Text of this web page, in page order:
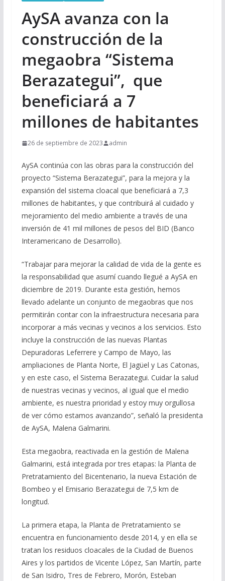
AySA avanza con la
construcción de la
megaobra “Sistema
Berazategui”, que
beneficiará a 7
millones de habitantes
26 de septiembre de 2023 admin
AySA continúa con las obras para la construcción del
proyecto “Sistema Berazategui”, para la mejora y la
expansión del sistema cloacal que beneficiará a 7,3
millones de habitantes, y que contribuirá al cuidado y
mejoramiento del medio ambiente a través de una
inversión de 41 mil millones de pesos del BID (Banco
Interamericano de Desarrollo).
“Trabajar para mejorar la calidad de vida de la gente es
la responsabilidad que asumí cuando llegué a AySA en
diciembre de 2019. Durante esta gestión, hemos
llevado adelante un conjunto de megaobras que nos
permitirán contar con la infraestructura necesaria para
incorporar a más vecinas y vecinos a los servicios. Esto
incluye la construcción de las nuevas Plantas
Depuradoras Leferrere y Campo de Mayo, las
ampliaciones de Planta Norte, El Jagüel y Las Catonas,
y en este caso, el Sistema Berazategui. Cuidar la salud
de nuestras vecinas y vecinos, al igual que el medio
ambiente, es nuestra prioridad y estoy muy orgullosa
de ver cómo estamos avanzando”, señaló la presidenta
de AySA, Malena Galmarini.
Esta megaobra, reactivada en la gestión de Malena
Galmarini, está integrada por tres etapas: la Planta de
Pretratamiento del Bicentenario, la nueva Estación de
Bombeo y el Emisario Berazategui de 7,5 km de
longitud.
La primera etapa, la Planta de Pretratamiento se
encuentra en funcionamiento desde 2014, y en ella se
tratan los residuos cloacales de la Ciudad de Buenos
Aires y los partidos de Vicente López, San Martín, parte
de San Isidro, Tres de Febrero, Morón, Esteban